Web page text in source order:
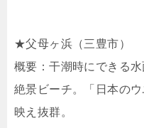
★父母ヶ浜（三豊市）
概要：干潮時にできる
絶景ビーチ。「日本の
映え抜群。